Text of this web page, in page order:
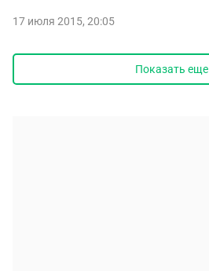
17 июля 2015, 20:05
Показать еще